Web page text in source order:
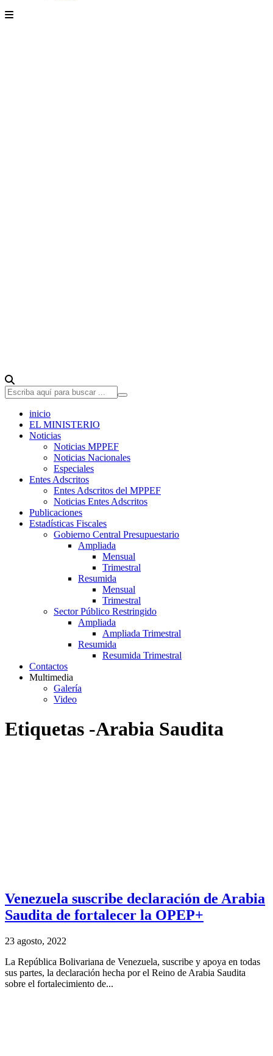
inicio
EL MINISTERIO
Noticias
Noticias MPPEF
Noticias Nacionales
Especiales
Entes Adscritos
Entes Adscritos del MPPEF
Noticias Entes Adscritos
Publicaciones
Estadísticas Fiscales
Gobierno Central Presupuestario
Ampliada
Mensual
Trimestral
Resumida
Mensual
Trimestral
Sector Público Restringido
Ampliada
Ampliada Trimestral
Resumida
Resumida Trimestral
Contactos
Multimedia
Galería
Video
Etiquetas -Arabia Saudita
Venezuela suscribe declaración de Arabia
Saudita de fortalecer la OPEP+
23 agosto, 2022
La República Bolivariana de Venezuela, suscribe y apoya en todas
sus partes, la declaración hecha por el Reino de Arabia Saudita
sobre el fortalecimiento de...